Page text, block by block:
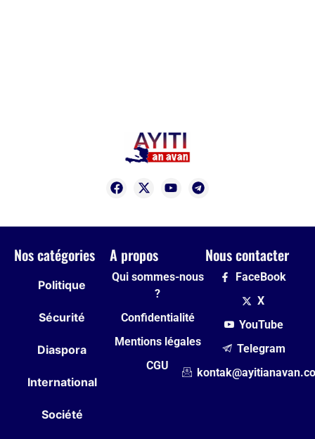
Nos catégories
Politique
Sécurité
Diaspora
International
Société
A propos
Qui sommes-nous
?
Confidentialité
Mentions légales
CGU
Nous contacter
FaceBook
X
YouTube
Telegram